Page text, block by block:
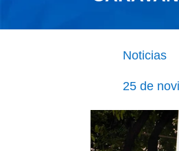
Noticias
25 de